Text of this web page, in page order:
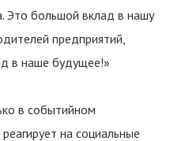
Это большой вклад в нашу
предприятий,
в наше будущее!»
в событийном
на социальные